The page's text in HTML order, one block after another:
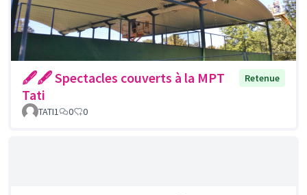
🖋🖋 Spectacles couverts à la MPT
Tati
Retenue
TATI1 0 0